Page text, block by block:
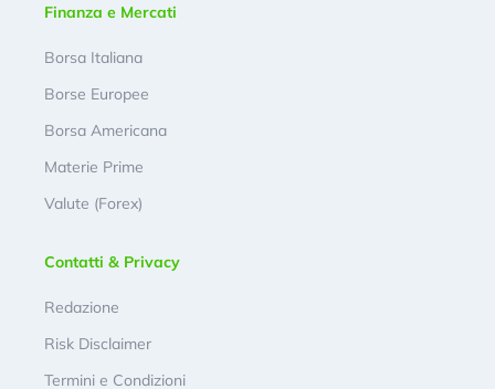
Finanza e Mercati
Borsa Italiana
Borse Europee
Borsa Americana
Materie Prime
Valute (Forex)
Contatti & Privacy
Redazione
Risk Disclaimer
Termini e Condizioni